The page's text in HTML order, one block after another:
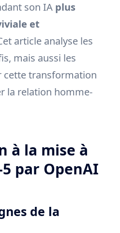
son IA plus
et
article analyse les
mais aussi les
cette transformation
la relation homme-
à la mise à
par OpenAI
de la